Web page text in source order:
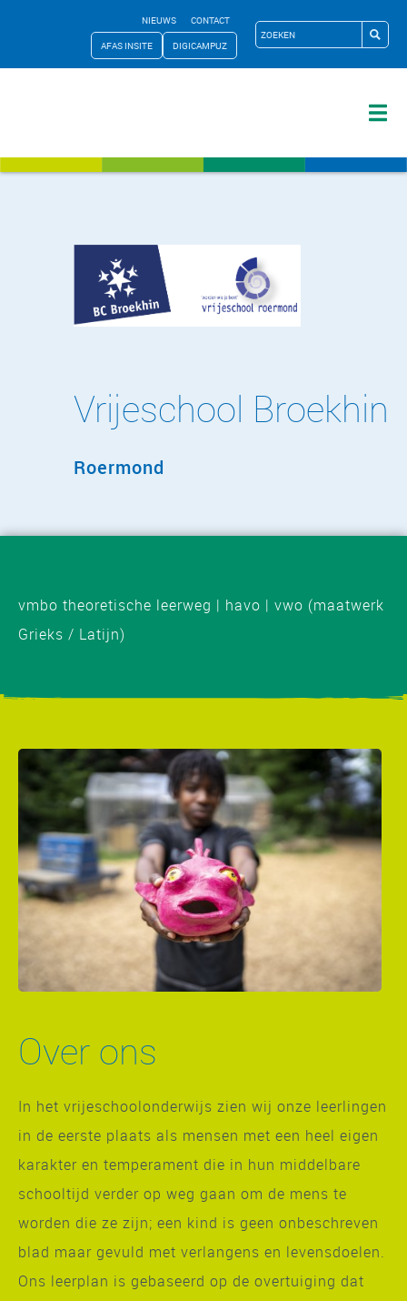
NIEUWS
CONTACT
AFAS INSITE
DIGICAMPUZ
Vrijeschool Broekhin
Roermond
vmbo theoretische leerweg | havo | vwo (maatwerk
Grieks / Latijn)
Over ons
In het vrijeschoolonderwijs zien wij onze leerlingen
in de eerste plaats als mensen met een heel eigen
karakter en temperament die in hun middelbare
schooltijd verder op weg gaan om de mens te
worden die ze zijn; een kind is geen onbeschreven
blad maar gevuld met verlangens en levensdoelen.
Ons leerplan is gebaseerd op de overtuiging dat